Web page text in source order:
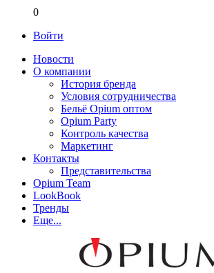
0
Войти
Новости
О компании
История бренда
Условия сотрудничества
Бельё Opium оптом
Opium Party
Контроль качества
Маркетинг
Контакты
Представительства
Opium Team
LookBook
Тренды
Еще...